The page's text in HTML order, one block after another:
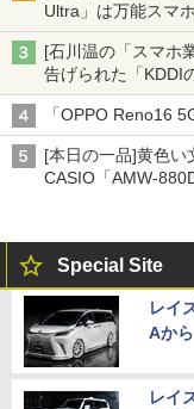
Ultra」は万能スマ
[石川温の「スマホ
告げられた「KDDI
穴と楽天モバイル
「OPPO Reno16
[本日の一品]黄色い
CASIO「AMW-880D
Special Site
レイ
Aか
レイ